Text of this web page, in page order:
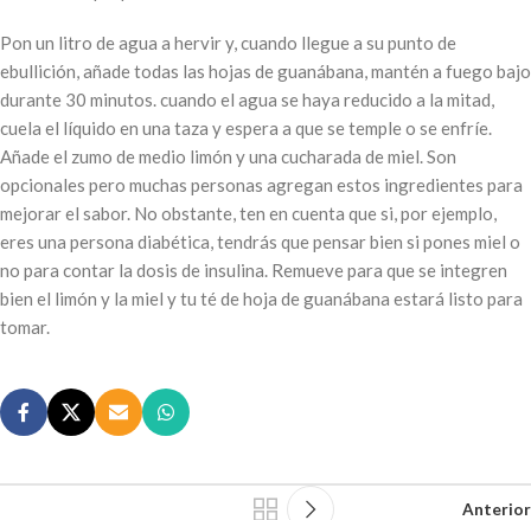
Pon un litro de agua a hervir y, cuando llegue a su punto de
ebullición, añade todas las hojas de guanábana, mantén a fuego bajo
durante 30 minutos. cuando el agua se haya reducido a la mitad,
cuela el líquido en una taza y espera a que se temple o se enfríe.
Añade el zumo de medio limón y una cucharada de miel. Son
opcionales pero muchas personas agregan estos ingredientes para
mejorar el sabor. No obstante, ten en cuenta que si, por ejemplo,
eres una persona diabética, tendrás que pensar bien si pones miel o
no para contar la dosis de insulina. Remueve para que se integren
bien el limón y la miel y tu té de hoja de guanábana estará listo para
tomar.
Anterior